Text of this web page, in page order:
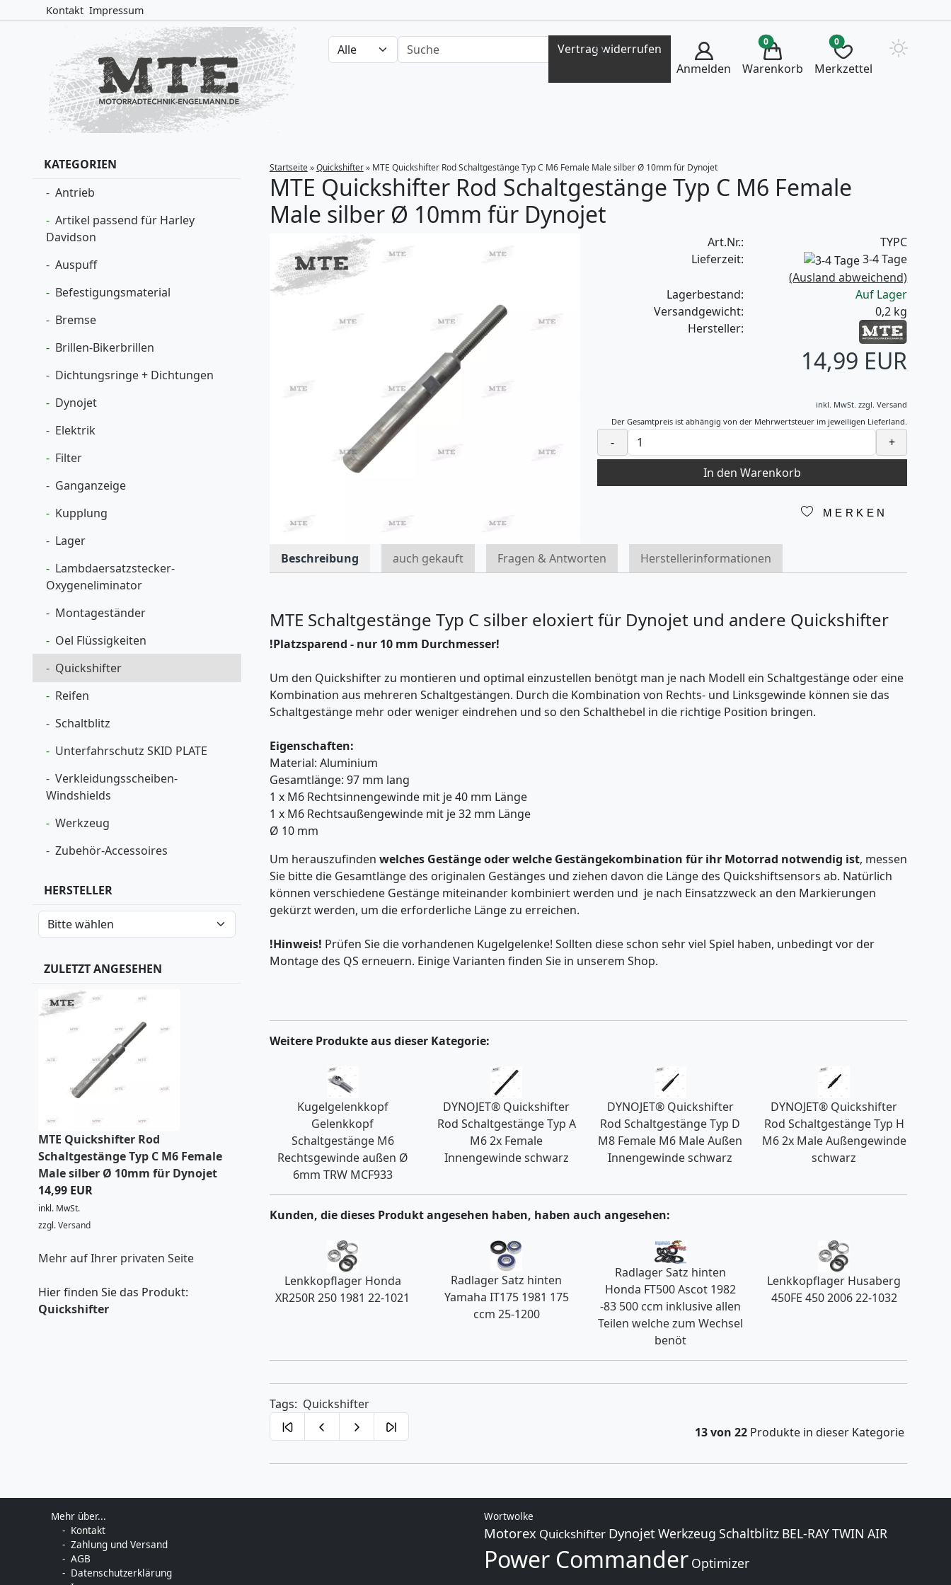
Kontakt Impressum
Auswahl Kategorien nach Produkten suchen
Vertrag widerrufen
Anmelden
0
Warenkorb
0
Merkzettel
KATEGORIEN
Antrieb
Artikel passend für Harley
Davidson
Auspuff
Befestigungsmaterial
Bremse
Brillen-Bikerbrillen
Dichtungsringe + Dichtungen
Dynojet
Elektrik
Filter
Ganganzeige
Kupplung
Lager
Lambdaersatzstecker-
Oxygeneliminator
Montageständer
Oel Flüssigkeiten
Quickshifter
Reifen
Schaltblitz
Unterfahrschutz SKID PLATE
Verkleidungsscheiben-
Windshields
Werkzeug
Zubehör-Accessoires
HERSTELLER
ZULETZT ANGESEHEN
MTE Quickshifter Rod
Schaltgestänge Typ C M6 Female
Male silber Ø 10mm für Dynojet
14,99 EUR
inkl. MwSt.
zzgl.Versand
Mehr auf Ihrer privaten Seite
Hier finden Sie das Produkt:
Quickshifter
Startseite»Quickshifter» MTE Quickshifter Rod Schaltgestänge Typ C M6 Female Male silber Ø 10mm für Dynojet
MTE Quickshifter Rod Schaltgestänge Typ C M6 Female
Male silber Ø 10mm für Dynojet
Art.Nr.:
TYPC
Lieferzeit:
3-4 Tage
(Ausland abweichend)
Lagerbestand:
Auf Lager
Versandgewicht:
0,2 kg
Hersteller:
14,99 EUR
inkl. MwSt. zzgl.Versand
Der Gesamtpreis ist abhängig von der Mehrwertsteuer im jeweiligen Lieferland.
-
+
In den Warenkorb
MERKEN
Beschreibung auch gekauft Fragen & Antworten Herstellerinformationen
MTE Schaltgestänge Typ C silber eloxiert für Dynojet und andere Quickshifter
!Platzsparend - nur 10 mm Durchmesser!
Um den Quickshifter zu montieren und optimal einzustellen benötgt man je nach Modell ein Schaltgestänge oder eine
Kombination aus mehreren Schaltgestängen. Durch die Kombination von Rechts- und Linksgewinde können sie das
Schaltgestänge mehr oder weniger eindrehen und so den Schalthebel in die richtige Position bringen.
Eigenschaften:
Material: Aluminium
Gesamtlänge: 97 mm lang
1 x M6 Rechtsinnengewinde mit je 40 mm Länge
1 x M6 Rechtsaußengewinde mit je 32 mm Länge
Ø 10 mm
Um herauszufinden welches Gestänge oder welche Gestängekombination für ihr Motorrad notwendig ist, messen
Sie bitte die Gesamtlänge des originalen Gestänges und ziehen davon die Länge des Quickshiftsensors ab. Natürlich
können verschiedene Gestänge miteinander kombiniert werden und je nach Einsatzzweck an den Markierungen
gekürzt werden, um die erforderliche Länge zu erreichen.
!Hinweis! Prüfen Sie die vorhandenen Kugelgelenke! Sollten diese schon sehr viel Spiel haben, unbedingt vor der
Montage des QS erneuern. Einige Varianten finden Sie in unserem Shop.
Weitere Produkte aus dieser Kategorie:
Kugelgelenkkopf
Gelenkkopf
Schaltgestänge M6
Rechtsgewinde außen Ø
6mm TRW MCF933
DYNOJET® Quickshifter
Rod Schaltgestänge Typ A
M6 2x Female
Innengewinde schwarz
DYNOJET® Quickshifter
Rod Schaltgestänge Typ D
M8 Female M6 Male Außen
Innengewinde schwarz
DYNOJET® Quickshifter
Rod Schaltgestänge Typ H
M6 2x Male Außengewinde
schwarz
Kunden, die dieses Produkt angesehen haben, haben auch angesehen:
Lenkkopflager Honda
XR250R 250 1981 22-1021
Radlager Satz hinten
Yamaha IT175 1981 175
ccm 25-1200
Radlager Satz hinten
Honda FT500 Ascot 1982
-83 500 ccm inklusive allen
Teilen welche zum Wechsel
benöt
Lenkkopflager Husaberg
450FE 450 2006 22-1032
Tags: Quickshifter
13 von 22 Produkte in dieser Kategorie
Mehr über...
Kontakt
Zahlung und Versand
AGB
Datenschutzerklärung
Wortwolke
Motorex Quickshifter DynojetWerkzeug Schaltblitz BEL-RAYTWIN AIR
Power Commander Optimizer